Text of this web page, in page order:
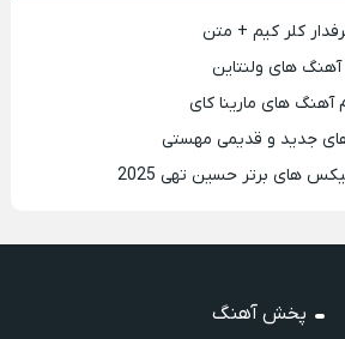
کلر کیم + متن
آهنگ های ولنتاین
آهنگ های مارینا کای
جدید و قدیمی مهستی
های برتر حسین تهی 2025
پخش آهنگ